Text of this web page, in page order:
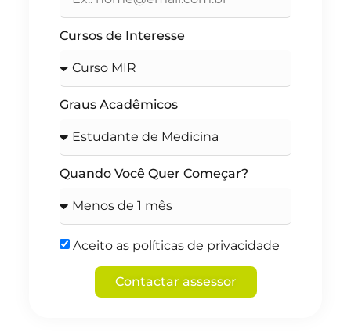
Cursos de Interesse
Graus Acadêmicos
Quando Você Quer Começar?
Aceito as políticas de privacidade
Contactar assessor